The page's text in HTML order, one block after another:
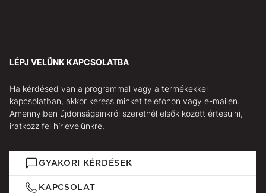
LÉPJ VELÜNK KAPCSOLATBA
Ha kérdésed van a programmal vagy a termékekkel
kapcsolatban, akkor keress minket telefonon vagy e-mailen.
Amennyiben újdonságainkról szeretnél elsők között értesülni,
iratkozz fel hírlevelünkre.
GYAKORI KÉRDÉSEK
KAPCSOLAT